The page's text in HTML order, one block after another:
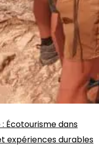
: Écotourisme dans
expériences durables